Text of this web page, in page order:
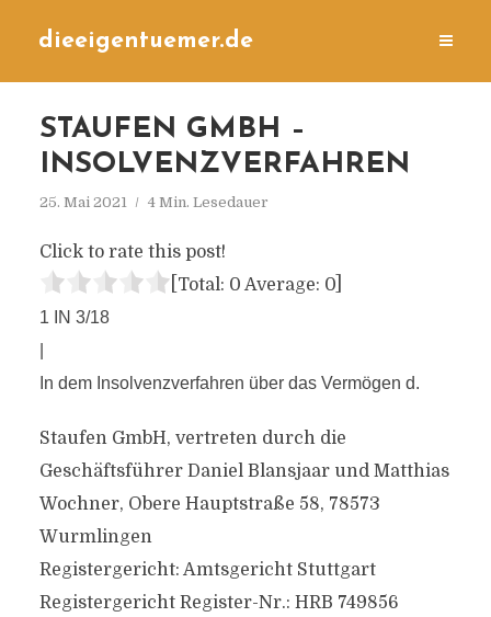
dieeigentuemer.de
STAUFEN GMBH –
INSOLVENZVERFAHREN
25. Mai 2021 4 Min. Lesedauer
Click to rate this post!
[Total: 0 Average: 0]
1 IN 3/18
In dem Insolvenzverfahren über das Vermögen d.
Staufen GmbH, vertreten durch die
Geschäftsführer Daniel Blansjaar und Matthias
Wochner, Obere Hauptstraße 58, 78573
Wurmlingen
Registergericht: Amtsgericht Stuttgart
Registergericht Register-Nr.: HRB 749856